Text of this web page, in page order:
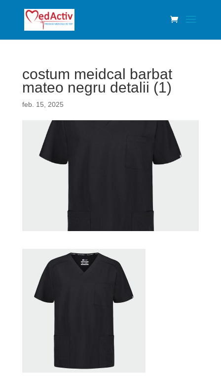
costum meidcal barbat
mateo negru detalii (1)
feb. 15, 2025